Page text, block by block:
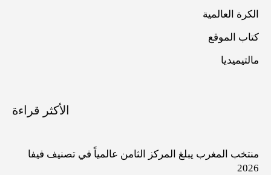
الكرة العالمية
كتاب الموقع
مالتيميديا
الأكثر قراءة
منتخب المغرب يبلغ المركز الثامن عالمياً في تصنيف فيفا
2026